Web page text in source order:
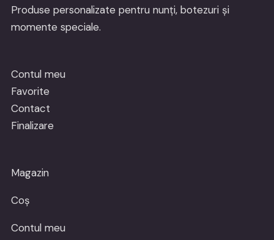
Produse personalizate pentru nunți, botezuri și
momente speciale.
Contul meu
Favorite
Contact
Finalizare
Magazin
Coș
Contul meu